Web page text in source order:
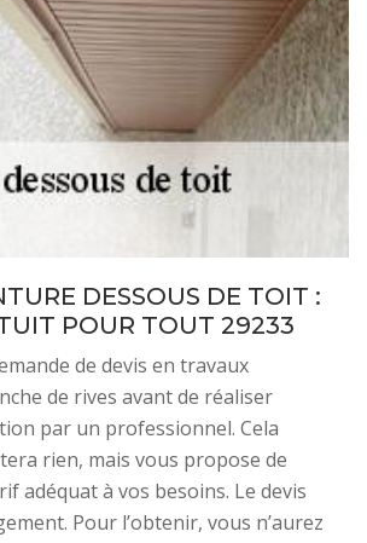
DESSOUS DE TOIT :
POUR TOUT 29233
de devis en travaux
de rives avant de réaliser
par un professionnel. Cela
rien, mais vous propose de
adéquat à vos besoins. Le devis
Pour l’obtenir, vous n’aurez